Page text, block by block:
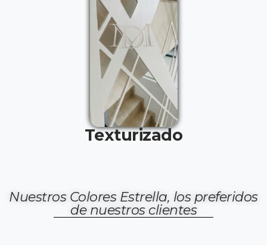
Texturizado
Nuestros Colores Estrella, los preferidos
de nuestros clientes